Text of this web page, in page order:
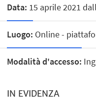
Data: 15 aprile 2021
Luogo: Online -
Modalità d'accesso:
IN EVIDENZA